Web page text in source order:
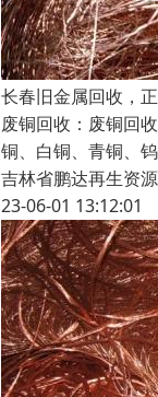
长春旧金属回收，
废铜回收：废铜回
铜、白铜、青铜、
吉林省鹏达再生资
23-06-01 13:12:01